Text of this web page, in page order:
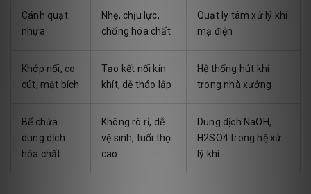
Cánh quạt
nhựa
Nhẹ, chịu lực,
chống hóa chất
Quạt ly tâm xử lý khí
mạ điện
Khớp nối, co
cút, mặt bích
Tạo kết nối kín
khít, dễ tháo lắp
Hệ thống hút khí
trong nhà xưởng
Bể chứa
dung dịch
hóa chất
Không rò rỉ, dễ
vệ sinh, tuổi thọ
cao
Dung dịch NaOH,
H2SO4 trong hệ xử
lý khí